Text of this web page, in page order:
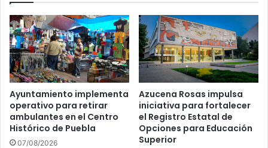
Ayuntamiento implementa
operativo para retirar
ambulantes en el Centro
Histórico de Puebla
07/08/2026
Azucena Rosas impulsa
iniciativa para fortalecer
el Registro Estatal de
Opciones para Educación
Superior